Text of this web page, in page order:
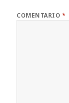
COMENTARIO *